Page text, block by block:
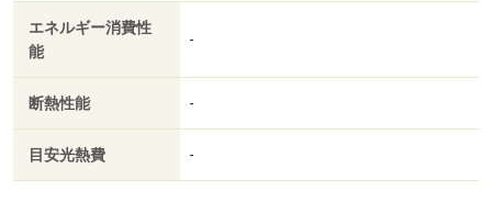
エネルギー消費性
能
-
断熱性能 -
目安光熱費 -